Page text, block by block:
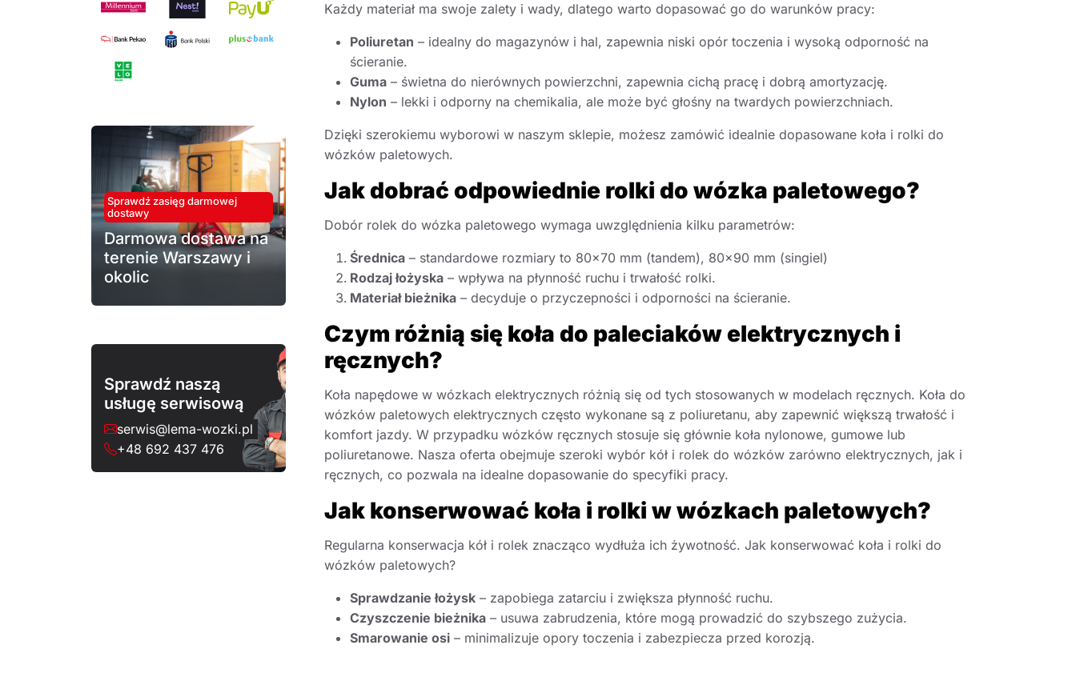
Sprawdź zasięg darmowej
dostawy
Darmowa dostawa na
terenie Warszawy i
okolic
Sprawdź naszą
usługę serwisową
serwis@lema-wozki.pl
+48 692 437 476
Każdy materiał ma swoje zalety i wady, dlatego warto dopasować go do warunków pracy:
Poliuretan – idealny do magazynów i hal, zapewnia niski opór toczenia i wysoką odporność na
ścieranie.
Guma – świetna do nierównych powierzchni, zapewnia cichą pracę i dobrą amortyzację.
Nylon – lekki i odporny na chemikalia, ale może być głośny na twardych powierzchniach.
Dzięki szerokiemu wyborowi w naszym sklepie, możesz zamówić idealnie dopasowane koła i rolki do
wózków paletowych.
Jak dobrać odpowiednie rolki do wózka paletowego?
Dobór rolek do wózka paletowego wymaga uwzględnienia kilku parametrów:
Średnica – standardowe rozmiary to 80×70 mm (tandem), 80×90 mm (singiel)
Rodzaj łożyska – wpływa na płynność ruchu i trwałość rolki.
Materiał bieżnika – decyduje o przyczepności i odporności na ścieranie.
Czym różnią się koła do paleciaków elektrycznych i
ręcznych?
Koła napędowe w wózkach elektrycznych różnią się od tych stosowanych w modelach ręcznych. Koła do
wózków paletowych elektrycznych często wykonane są z poliuretanu, aby zapewnić większą trwałość i
komfort jazdy. W przypadku wózków ręcznych stosuje się głównie koła nylonowe, gumowe lub
poliuretanowe. Nasza oferta obejmuje szeroki wybór kół i rolek do wózków zarówno elektrycznych, jak i
ręcznych, co pozwala na idealne dopasowanie do specyfiki pracy.
Jak konserwować koła i rolki w wózkach paletowych?
Regularna konserwacja kół i rolek znacząco wydłuża ich żywotność. Jak konserwować koła i rolki do
wózków paletowych?
Sprawdzanie łożysk – zapobiega zatarciu i zwiększa płynność ruchu.
Czyszczenie bieżnika – usuwa zabrudzenia, które mogą prowadzić do szybszego zużycia.
Smarowanie osi – minimalizuje opory toczenia i zabezpiecza przed korozją.